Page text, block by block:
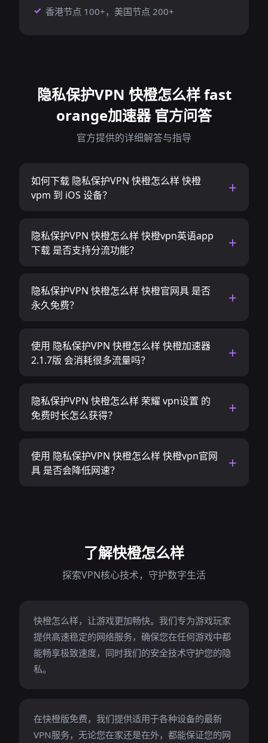
香港节点 100+，美国节点 200+
隐私保护VPN 快橙怎么样 fast
orange加速器 官方问答
官方提供的详细解答与指导
如何下载 隐私保护VPN 快橙怎么样 快橙
vpm 到 iOS 设备？
隐私保护VPN 快橙怎么样 快橙vpn英语app
下载 是否支持分流功能？
隐私保护VPN 快橙怎么样 快橙官网具 是否
永久免费？
使用 隐私保护VPN 快橙怎么样 快橙加速器
2.1.7版 会消耗很多流量吗？
隐私保护VPN 快橙怎么样 荣耀 vpn设置 的
免费时长怎么获得？
使用 隐私保护VPN 快橙怎么样 快橙vpn官网
具 是否会降低网速？
了解快橙怎么样
探索VPN核心技术，守护数字生活
快橙怎么样，让游戏更加畅快。我们专为游戏玩家
提供高速稳定的网络服务，确保您在任何游戏中都
能畅享极致速度，同时我们的安全技术守护您的隐
私。
在快橙版免费，我们提供适用于各种设备的最新
VPN服务，无论您在家还是在外，都能保证您的网